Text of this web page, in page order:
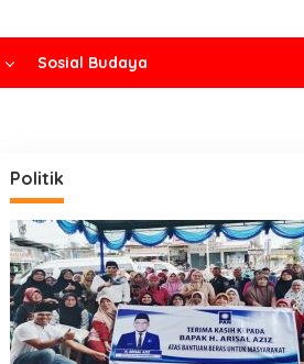
Sosial Budaya
Politik